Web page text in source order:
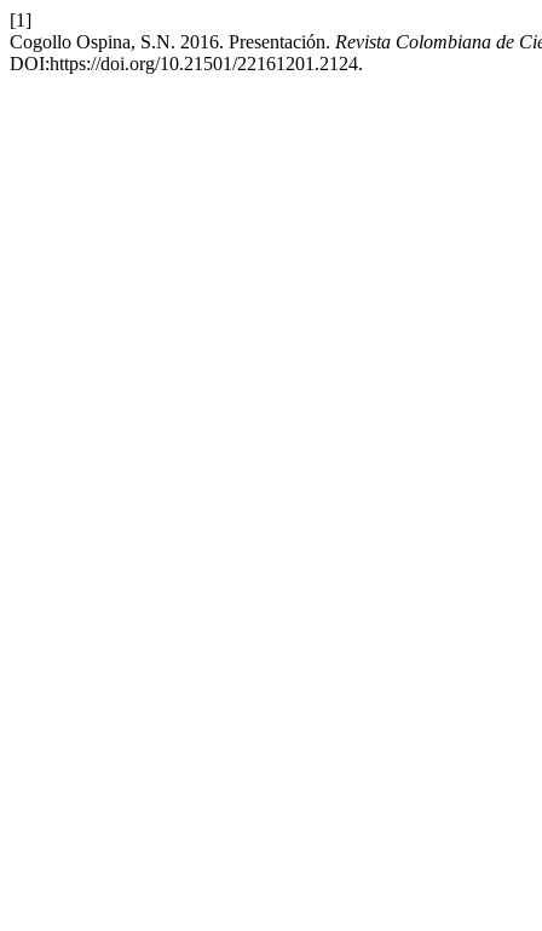
[1]
Cogollo Ospina, S.N. 2016. Presentación. Revista Colombiana de
DOI:https://doi.org/10.21501/22161201.2124.